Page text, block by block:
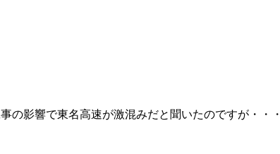
の影響で東名高速が激混みだと聞いたのですが・・・